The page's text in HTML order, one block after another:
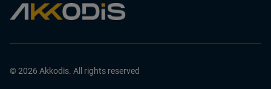
© 2026 Akkodis. All rights reserved